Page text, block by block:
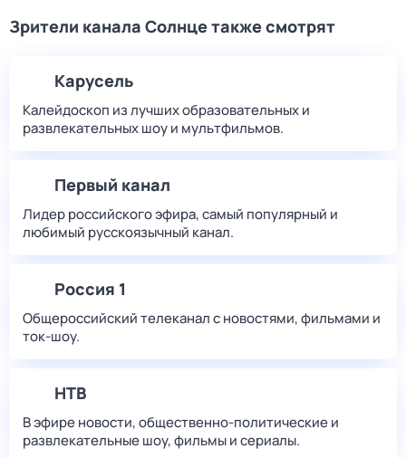
Зрители канала Солнце также смотрят
Карусель
Калейдоскоп из лучших образовательных и
развлекательных шоу и мультфильмов.
Первый канал
Лидер российского эфира, самый популярный и
любимый русскоязычный канал.
Россия 1
Общероссийский телеканал с новостями, фильмами и
ток-шоу.
НТВ
В эфире новости, общественно-политические и
развлекательные шоу, фильмы и сериалы.